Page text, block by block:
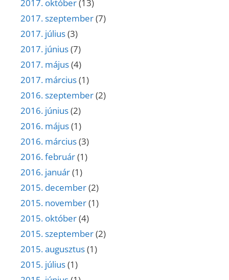
2017. október(13)
2017. szeptember(7)
2017. július(3)
2017. június(7)
2017. május(4)
2017. március(1)
2016. szeptember(2)
2016. június(2)
2016. május(1)
2016. március(3)
2016. február(1)
2016. január(1)
2015. december(2)
2015. november(1)
2015. október(4)
2015. szeptember(2)
2015. augusztus(1)
2015. július(1)